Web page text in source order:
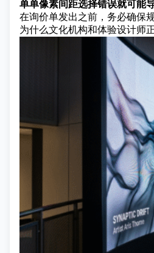
单单像素间距选择错误就可能
在询价单发出之前，务必确保
为什么文化机构和体验设计师